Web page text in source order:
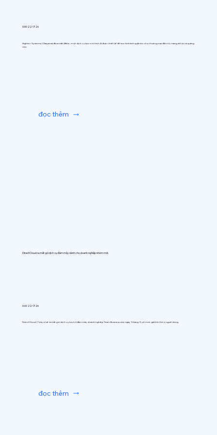
0:00 22/7/26
Hightec Systems (Okayama) đã ra mắt AIfitte, một dịch vụ tạo mô hình AI được thiết kế để tạo hình ảnh quần áo cho thương mại điện tử, mạng xã hội và quảng
cáo.
đọc thêm
DirectCloud ra mắt gói dịch vụ đám mây dành cho doanh nghiệp nhóm mới.
0:00 22/7/26
DirectCloud (Tokyo) sẽ ra mắt gói dịch vụ lưu trữ đám mây doanh nghiệp Team Business vào ngày 1 tháng 9, với mức giá tính theo người dùng.
đọc thêm